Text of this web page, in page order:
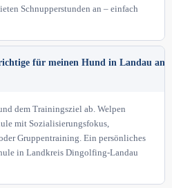
Schnupperstunden an – einfach
für meinen Hund in Landau an
dem Trainingsziel ab. Welpen
mit Sozialisierungsfokus,
Gruppentraining. Ein persönliches
in Landkreis Dingolfing-Landau